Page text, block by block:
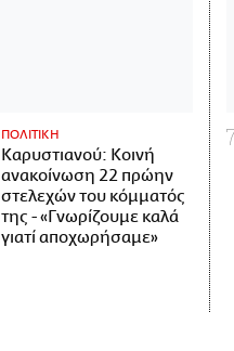
ΠΟΛΙΤΙΚΗ
Καρυστιανού: Κοινή
ανακοίνωση 22 πρώην
στελεχών του κόμματός
της - «Γνωρίζουμε καλά
γιατί αποχωρήσαμε»